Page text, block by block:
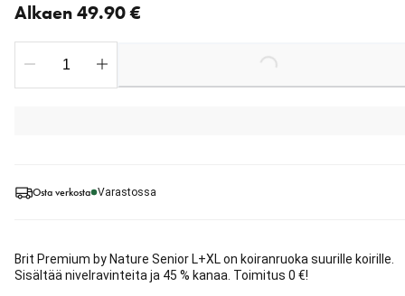
Osta verkosta Varastossa
Brit Premium by Nature Senior L+XL on koiranruoka suurille koirille.
Sisältää nivelravinteita ja 45 % kanaa. Toimitus 0 €!
Alkaen 49.90 €
Loading...